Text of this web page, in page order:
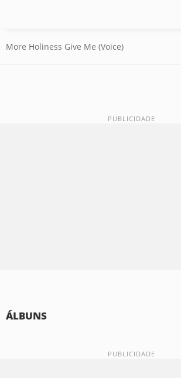
More Holiness Give Me (Voice)
ÁLBUNS